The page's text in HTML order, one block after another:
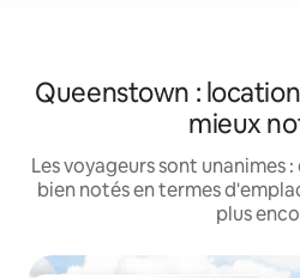
Queenstown :
mieux
Les voyageurs sont unanimes
bien notés en termes
plus